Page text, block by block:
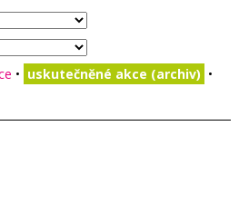
• uskutečněné akce (archiv) •